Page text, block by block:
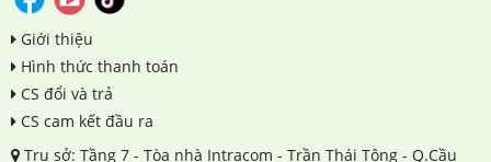
Giới thiệu
Hình thức thanh toán
CS đổi và trả
CS cam kết đầu ra
Trụ sở: Tầng 7 - Tòa nhà Intracom - Trần Thái Tông - Q.Cầu